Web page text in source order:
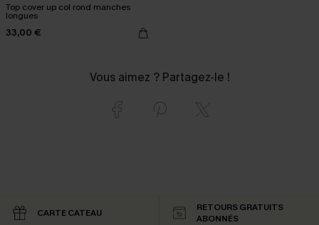
Top cover up col rond manches
longues
33,00 €
Vous aimez ? Partagez-le !
CARTE CATEAU
RETOURS GRATUITS
ABONNÉS